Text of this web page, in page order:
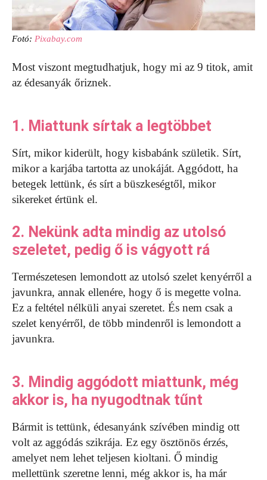
Fotó: Pixabay.com
Most viszont megtudhatjuk, hogy mi az 9 titok, amit
az édesanyák őriznek.
1. Miattunk sírtak a legtöbbet
Sírt, mikor kiderült, hogy kisbabánk születik. Sírt,
mikor a karjába tartotta az unokáját. Aggódott, ha
betegek lettünk, és sírt a büszkeségtől, mikor
sikereket értünk el.
2. Nekünk adta mindig az utolsó
szeletet, pedig ő is vágyott rá
Természetesen lemondott az utolsó szelet kenyérről a
javunkra, annak ellenére, hogy ő is megette volna.
Ez a feltétel nélküli anyai szeretet. És nem csak a
szelet kenyérről, de több mindenről is lemondott a
javunkra.
3. Mindig aggódott miattunk, még
akkor is, ha nyugodtnak tűnt
Bármit is tettünk, édesanyánk szívében mindig ott
volt az aggódás szikrája. Ez egy ösztönös érzés,
amelyet nem lehet teljesen kioltani. Ő mindig
mellettünk szeretne lenni, még akkor is, ha már